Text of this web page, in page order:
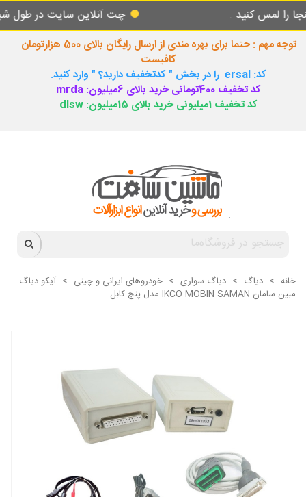
کنید . چت آنلاین سایت در طول شبانه
توجه مهم : حتما برای بهره مندی از ارسال رایگان بالای 500 هزارتومان
کافیست
کد: ersal را در بخش " کدتخفیف دارید؟ " وارد کنید.
کد تخفیف 400تومانی خرید بالای 6میلیون: mrda
کد تخفیف 1میلیونی خرید بالای 15میلیون: dlsw
خانه > دیاگ > دیاگ سواری > خودروهای ایرانی و چینی > آیکو دیاگ
مبین سامان IKCO MOBIN SAMAN مدل پنج کابل